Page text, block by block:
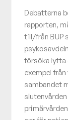
Debatterna
rapporten,
till/från BUP
försöka lyfta
exempel
sambandet